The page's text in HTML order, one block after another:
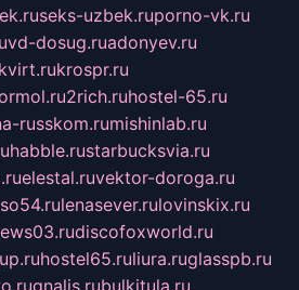
seks-uzbek.ruporno-vk.ru
vd-dosug.ruadonyev.ru
krospr.ru
2rich.ruhostel-65.ru
russkom.rumishinlab.ru
habble.rustarbucksvia.ru
elestal.ruvektor-doroga.ru
lenasever.rulovinskix.ru
discofoxworld.ru
hostel65.ruliura.ruglasspb.ru
gnalis.rubulkitula.ru